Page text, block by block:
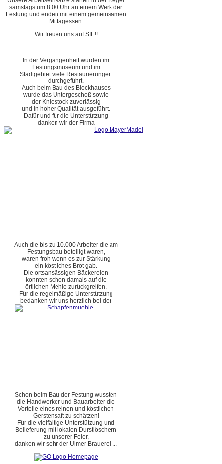
samstags um 8:00 Uhr an einem Werk der
Festung und enden mit einem gemeinsamen
Mittagessen.
Wir freuen uns auf SIE!!
In der Vergangenheit wurden im
Festungsmuseum und im
Stadtgebiet viele Restaurierungen
durchgeführt.
Auch beim Bau des Blockhauses
wurde das Untergeschoß sowie
der Kniestock zuverlässig
und in hoher Qualität ausgeführt.
Dafür und für die Unterstützung
danken wir der Firma
Auch die bis zu 10.000 Arbeiter die am
Festungsbau beteiligt waren,
waren froh wenn es zur Stärkung
ein köstliches Brot gab.
Die ortsansässigen Bäckereien
konnten schon damals auf die
örtlichen Mehle zurückgreifen.
Für die regelmäßige Unterstützung
bedanken wir uns herzlich bei der
Schon beim Bau der Festung wussten
die Handwerker und Bauarbeiter die
Vorteile eines reinen und köstlichen
Gerstensaft zu schätzen!
Für die vielfältige Unterstützung und
Belieferung mit lokalen Durstlöschern
zu unserer Feier,
danken wir sehr der Ulmer Brauerei ...